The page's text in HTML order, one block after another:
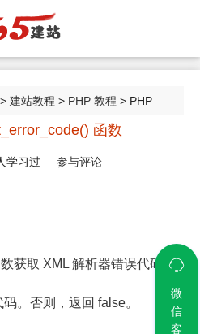
> 建站教程 > PHP 教程 > PHP
函数
学习过 参与评论
获取 XML 解析器错误代码。
。否则，返回 false。
微
信
客